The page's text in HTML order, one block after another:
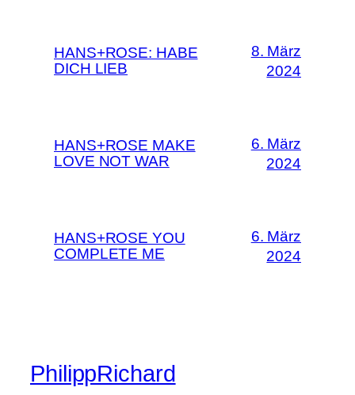
HANS+ROSE: HABE
DICH LIEB
8. März
2024
HANS+ROSE MAKE
LOVE NOT WAR
6. März
2024
HANS+ROSE YOU
COMPLETE ME
6. März
2024
PhilippRichard